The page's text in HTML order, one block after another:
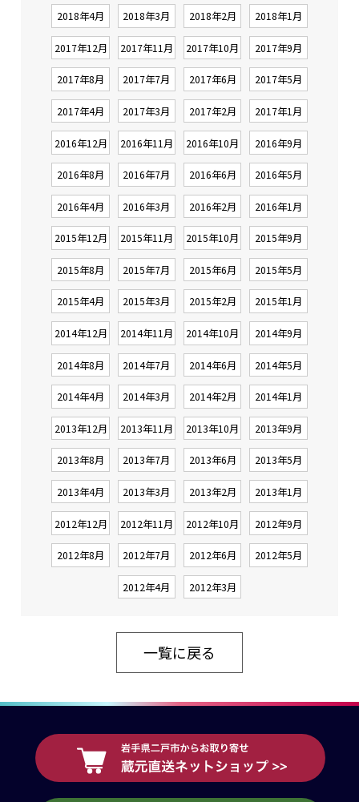
2018年4月 2018年3月 2018年2月 2018年1月
2017年12月 2017年11月 2017年10月 2017年9月
2017年8月 2017年7月 2017年6月 2017年5月
2017年4月 2017年3月 2017年2月 2017年1月
2016年12月 2016年11月 2016年10月 2016年9月
2016年8月 2016年7月 2016年6月 2016年5月
2016年4月 2016年3月 2016年2月 2016年1月
2015年12月 2015年11月 2015年10月 2015年9月
2015年8月 2015年7月 2015年6月 2015年5月
2015年4月 2015年3月 2015年2月 2015年1月
2014年12月 2014年11月 2014年10月 2014年9月
2014年8月 2014年7月 2014年6月 2014年5月
2014年4月 2014年3月 2014年2月 2014年1月
2013年12月 2013年11月 2013年10月 2013年9月
2013年8月 2013年7月 2013年6月 2013年5月
2013年4月 2013年3月 2013年2月 2013年1月
2012年12月 2012年11月 2012年10月 2012年9月
2012年8月 2012年7月 2012年6月 2012年5月
2012年4月 2012年3月
一覧に戻る